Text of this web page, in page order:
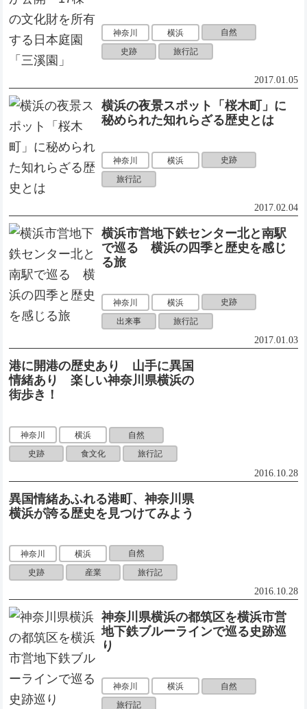
神奈川 横浜
自然
史跡
旅行記
2017.01.05
横浜の夜景スポット「桜木町」に
秘められた知れらざる歴史とは
神奈川 横浜
史跡
旅行記
2017.02.04
横浜市営地下鉄センター北と南駅
で巡る 横浜の四季と歴史を感じ
る旅
神奈川 横浜
史跡
出来事
旅行記
2017.01.03
港に開港の歴史あり 山手に異国
情緒あり 楽しい神奈川県横浜の
街歩き！
神奈川 横浜
自然
史跡
食文化 旅行記
2016.10.28
異国情緒あふれる港町、神奈川県
横浜が誇る歴史を見つけてみよう
神奈川 横浜
自然
史跡
産業 旅行記
2016.10.28
神奈川県横浜の都筑区を横浜市営
地下鉄ブルーラインで巡る史跡巡
り
神奈川 横浜
自然
旅行記